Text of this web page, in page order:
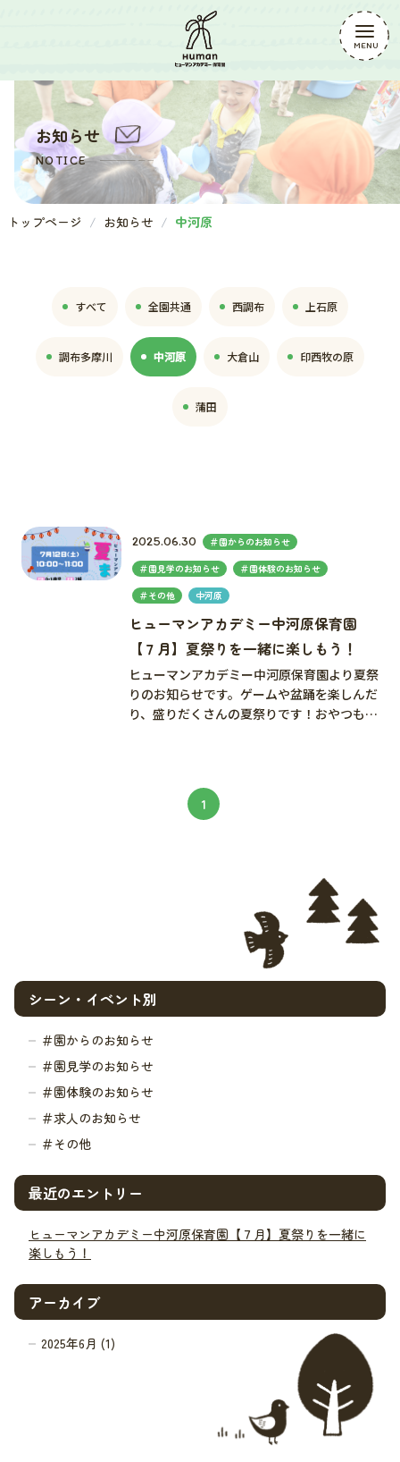
お知らせ
NOTICE
トップページ お知らせ 中河原
すべて 全園共通 西調布 上石原
調布多摩川 中河原 大倉山 印西牧の原
蒲田
2025.06.30
＃園からのお知らせ
＃園見学のお知らせ
＃園体験のお知らせ
＃その他
中河原
ヒューマンアカデミー中河原保育園
【７月】夏祭りを一緒に楽しもう！
ヒューマンアカデミー中河原保育園より夏祭
りのお知らせです。ゲームや盆踊を楽しんだ
り、盛りだくさんの夏祭りです！おやつも付
1
シーン・イベント別
＃園からのお知らせ
＃園見学のお知らせ
＃園体験のお知らせ
＃求人のお知らせ
＃その他
最近のエントリー
ヒューマンアカデミー中河原保育園【７月】夏祭りを一緒に
楽しもう！
アーカイブ
2025年6月 (1)